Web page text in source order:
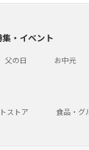
・イベント
父の日 お中元
ストア 食品・グ